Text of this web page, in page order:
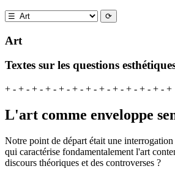
Art
Textes sur les questions
+ - + - + - + - + - + - + - + - + - + - + - + - +
L'art comme enveloppe
Notre point de départ était une
qui caractérise fondamentalement l'art
discours théoriques et des controverses ?